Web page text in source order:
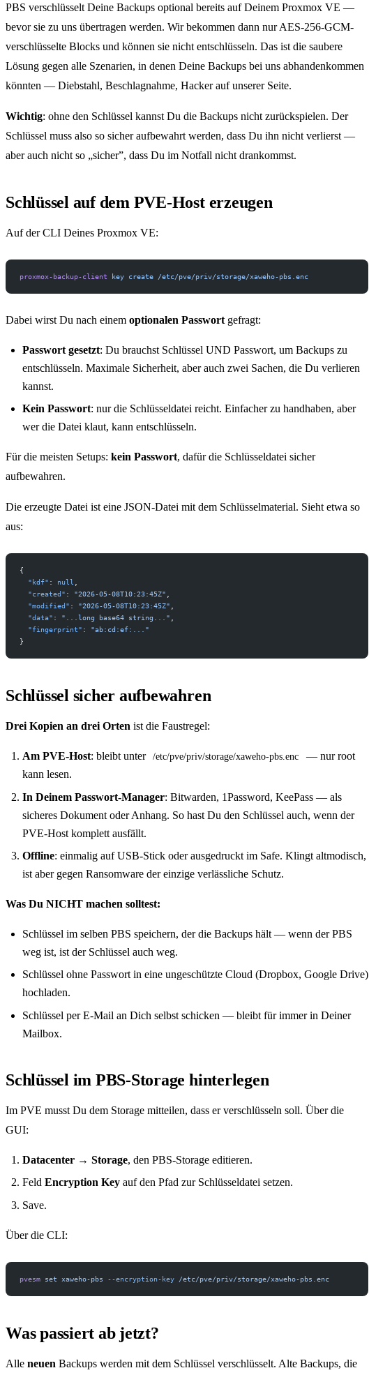
PBS verschlüsselt Deine Backups optional bereits auf Deinem Proxmox VE —
bevor sie zu uns übertragen werden. Wir bekommen dann nur AES-256-GCM-
verschlüsselte Blocks und können sie nicht entschlüsseln. Das ist die saubere
Lösung gegen alle Szenarien, in denen Deine Backups bei uns abhandenkommen
könnten — Diebstahl, Beschlagnahme, Hacker auf unserer Seite.
Wichtig: ohne den Schlüssel kannst Du die Backups nicht zurückspielen. Der
Schlüssel muss also so sicher aufbewahrt werden, dass Du ihn nicht verlierst —
aber auch nicht so „sicher”, dass Du im Notfall nicht drankommst.
Schlüssel auf dem PVE-Host erzeugen
Auf der CLI Deines Proxmox VE:
proxmox-backup-client key create /etc/pve/priv/storage/xaweho-pbs.enc
Dabei wirst Du nach einem optionalen Passwort gefragt:
Passwort gesetzt: Du brauchst Schlüssel UND Passwort, um Backups zu
entschlüsseln. Maximale Sicherheit, aber auch zwei Sachen, die Du verlieren
kannst.
Kein Passwort: nur die Schlüsseldatei reicht. Einfacher zu handhaben, aber
wer die Datei klaut, kann entschlüsseln.
Für die meisten Setups: kein Passwort, dafür die Schlüsseldatei sicher
aufbewahren.
Die erzeugte Datei ist eine JSON-Datei mit dem Schlüsselmaterial. Sieht etwa so
aus:
{
  "kdf"
: null ,
  "created"
: "2026-05-08T10:23:45Z" ,
  "modified"
: "2026-05-08T10:23:45Z" ,
  "data"
: "...long base64 string..." ,
  "fingerprint"
: "ab:cd:ef:..."
}
Schlüssel sicher aufbewahren
Drei Kopien an drei Orten ist die Faustregel:
Am PVE-Host: bleibt unter /etc/pve/priv/storage/xaweho-pbs.enc
— nur root
kann lesen.
In Deinem Passwort-Manager: Bitwarden, 1Password, KeePass — als
sicheres Dokument oder Anhang. So hast Du den Schlüssel auch, wenn der
PVE-Host komplett ausfällt.
Offline: einmalig auf USB-Stick oder ausgedruckt im Safe. Klingt altmodisch,
ist aber gegen Ransomware der einzige verlässliche Schutz.
Was Du NICHT machen solltest:
Schlüssel im selben PBS speichern, der die Backups hält — wenn der PBS
weg ist, ist der Schlüssel auch weg.
Schlüssel ohne Passwort in eine ungeschützte Cloud (Dropbox, Google Drive)
hochladen.
Schlüssel per E-Mail an Dich selbst schicken — bleibt für immer in Deiner
Mailbox.
Schlüssel im PBS-Storage hinterlegen
Im PVE musst Du dem Storage mitteilen, dass er verschlüsseln soll. Über die
GUI:
Datacenter → Storage, den PBS-Storage editieren.
Feld Encryption Key auf den Pfad zur Schlüsseldatei setzen.
Save.
Über die CLI:
pvesm set xaweho-pbs --encryption-key /etc/pve/priv/storage/xaweho-pbs.enc
Was passiert ab jetzt?
Alle neuen Backups werden mit dem Schlüssel verschlüsselt. Alte Backups, die